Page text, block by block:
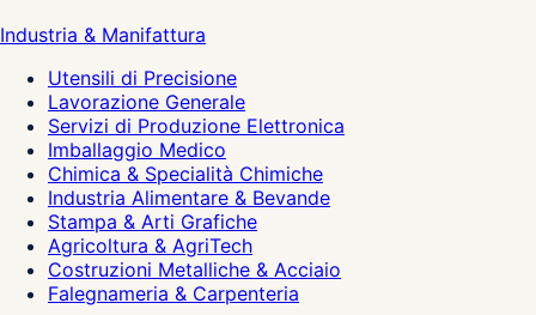
Industria & Manifattura
Utensili di Precisione
Lavorazione Generale
Servizi di Produzione Elettronica
Imballaggio Medico
Chimica & Specialità Chimiche
Industria Alimentare & Bevande
Stampa & Arti Grafiche
Agricoltura & AgriTech
Costruzioni Metalliche & Acciaio
Falegnameria & Carpenteria